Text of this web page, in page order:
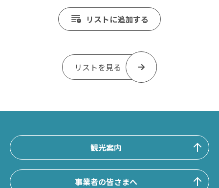
リストに追加する
リストを見る
観光案内
事業者の皆さまへ